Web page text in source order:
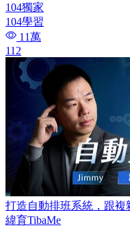
104獨家
104學習
11萬
112
打造自動排班系統，跟複
緯育TibaMe